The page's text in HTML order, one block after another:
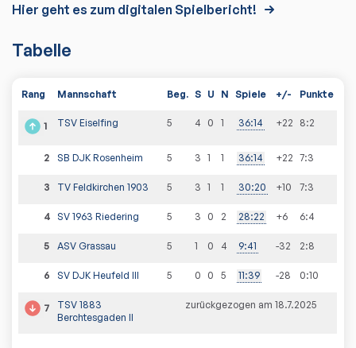
Hier geht es zum digitalen Spielbericht!
Tabelle
Rang Mannschaft Beg. S U N Spiele +/- Punkte
1 TSV Eiselfing 5 4 0 1 36:14 +22 8:2
2 SB DJK Rosenheim 5 3 1 1 36:14 +22 7:3
3 TV Feldkirchen 1903 5 3 1 1 30:20 +10 7:3
4 SV 1963 Riedering 5 3 0 2 28:22 +6 6:4
5 ASV Grassau 5 1 0 4 9:41 -32 2:8
6 SV DJK Heufeld III 5 0 0 5 11:39 -28 0:10
7
TSV 1883
Berchtesgaden II
zurückgezogen am 18.7.2025